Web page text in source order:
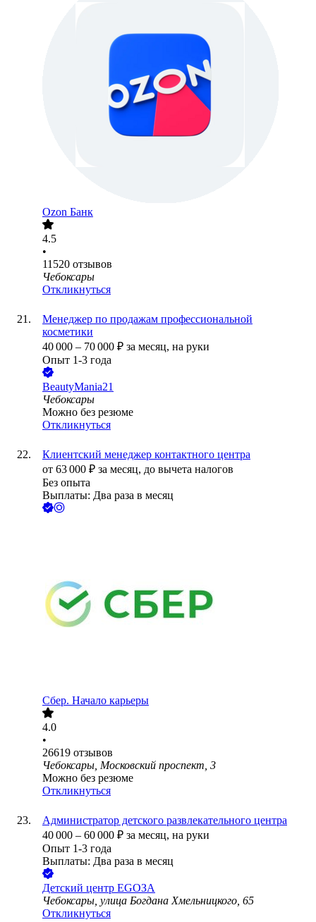
Ozon Банк
4.5
•
11520 отзывов
Чебоксары
Откликнуться
Менеджер по продажам профессиональной
косметики
40 000 – 70 000 ₽ за месяц, на руки
Опыт 1-3 года
BeautyMania21
Чебоксары
Можно без резюме
Откликнуться
Клиентский менеджер контактного центра
от 63 000 ₽ за месяц, до вычета налогов
Без опыта
Выплаты: Два раза в месяц
Сбер. Начало карьеры
4.0
•
26619 отзывов
Чебоксары, Московский проспект, 3
Можно без резюме
Откликнуться
Администратор детского развлекательного центра
40 000 – 60 000 ₽ за месяц, на руки
Опыт 1-3 года
Выплаты: Два раза в месяц
Детский центр EGOЗА
Чебоксары, улица Богдана Хмельницкого, 65
Откликнуться